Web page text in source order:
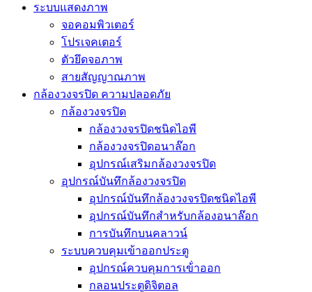
ระบบแสดงภาพ
จอคอมพิวเตอร์
โปรเจคเตอร์
ตัวยึดจอภาพ
สายสัญญาณภาพ
กล้องวงจรปิด ความปลอดภัย
กล้องวงจรปิด
กล้องวงจรปิดชนิดไอพี
กล้องวงจรปิดอนาล๊อก
อุปกรณ์เสริมกล้องวงจรปิด
อุปกรณ์บันทึกล้องวงจรปิด
อุปกรณ์บันทึกล้องวงจรปิดชนิดไอพี
อุปกรณ์บันทึกสำหรับกล้องอนาล๊อก
การบันทึกบนคลาวน์
ระบบควบคุมเข้าออกประตู
อุปกรณ์ควบคุมการเข้่าออก
กลอนประตูดิจิตอล